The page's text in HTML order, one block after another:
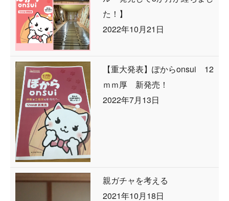
た！】
2022年10月21日
【重大発表】ぽからonsui 12
ｍｍ厚 新発売！
2022年7月13日
親ガチャを考える
2021年10月18日